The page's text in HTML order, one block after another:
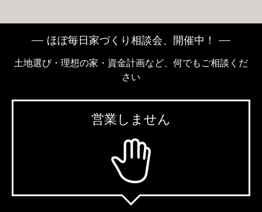
ほぼ毎日家づくり相談会、開催中！
土地選び・理想の家・資金計画など、何でもご相談くだ
さい
営業しません